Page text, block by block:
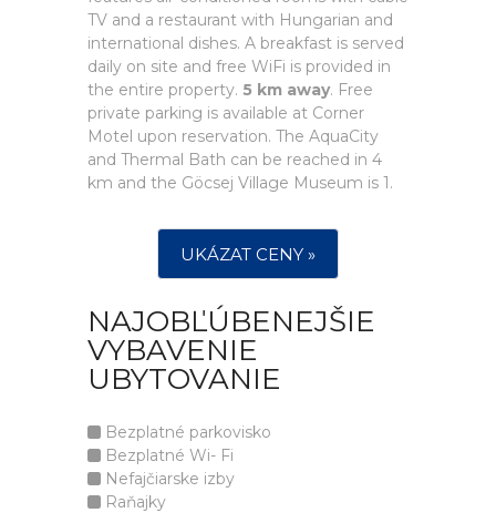
TV and a restaurant with Hungarian and
international dishes. A breakfast is served
daily on site and free WiFi is provided in
the entire property. 5 km away. Free
private parking is available at Corner
Motel upon reservation. The AquaCity
and Thermal Bath can be reached in 4
km and the Göcsej Village Museum is 1.
UKÁZAT CENY »
NAJOBĽÚBENEJŠIE
VYBAVENIE
UBYTOVANIE
Bezplatné parkovisko
Bezplatné Wi- Fi
Nefajčiarske izby
Raňajky